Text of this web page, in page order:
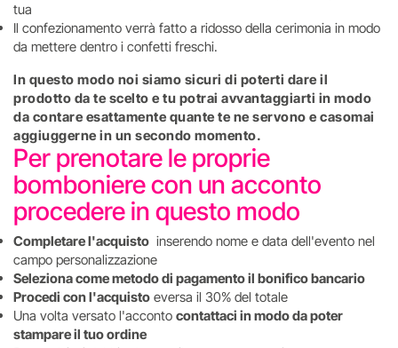
tua
Il confezionamento verrà fatto a ridosso della cerimonia in modo
da mettere dentro i confetti freschi.
In questo modo noi siamo sicuri di poterti dare il
prodotto da te scelto e tu potrai avvantaggiarti in modo
da contare esattamente quante te ne servono e casomai
aggiuggerne in un secondo momento.
Per prenotare le proprie
bomboniere con un acconto
procedere in questo modo
Completare l'acquisto inserendo nome e data dell'evento nel
campo personalizzazione
Seleziona come metodo di pagamento il bonifico bancario
Procedi con l'acquisto eversa il 30% del totale
Una volta versato l'acconto contattaci in modo da poter
stampare il tuo ordine